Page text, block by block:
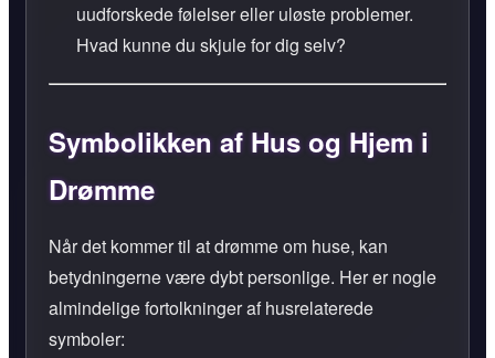
uudforskede følelser eller uløste problemer.
Hvad kunne du skjule for dig selv?
Symbolikken af Hus og Hjem i
Drømme
Når det kommer til at drømme om huse, kan
betydningerne være dybt personlige. Her er nogle
almindelige fortolkninger af husrelaterede
symboler: